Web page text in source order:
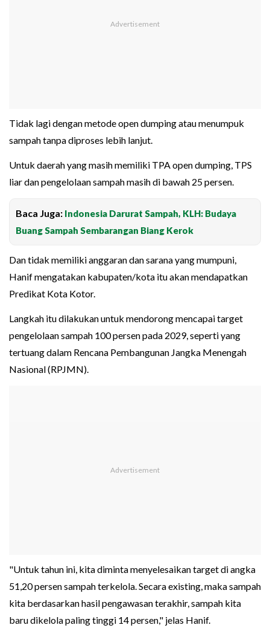
Tidak lagi dengan metode open dumping atau menumpuk
sampah tanpa diproses lebih lanjut.
Untuk daerah yang masih memiliki TPA open dumping, TPS
liar dan pengelolaan sampah masih di bawah 25 persen.
Baca Juga: Indonesia Darurat Sampah, KLH: Budaya
Buang Sampah Sembarangan Biang Kerok
Dan tidak memiliki anggaran dan sarana yang mumpuni,
Hanif mengatakan kabupaten/kota itu akan mendapatkan
Predikat Kota Kotor.
Langkah itu dilakukan untuk mendorong mencapai target
pengelolaan sampah 100 persen pada 2029, seperti yang
tertuang dalam Rencana Pembangunan Jangka Menengah
Nasional (RPJMN).
"Untuk tahun ini, kita diminta menyelesaikan target di angka
51,20 persen sampah terkelola. Secara existing, maka sampah
kita berdasarkan hasil pengawasan terakhir, sampah kita
baru dikelola paling tinggi 14 persen," jelas Hanif.